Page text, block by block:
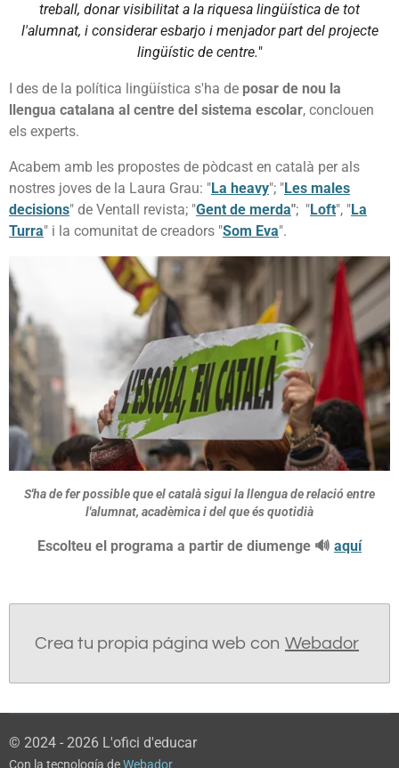
treball, donar visibilitat a la riquesa lingüística de tot
l'alumnat, i considerar esbarjo i menjador part del projecte
lingüístic de centre."
I des de la política lingüística s'ha de posar de nou la
llengua catalana al centre del sistema escolar, conclouen
els experts.
Acabem amb les propostes de pòdcast en català per als
nostres joves de la Laura Grau: "La heavy"; "Les males
decisions" de Ventall revista; "Gent de merda"; "Loft", "La
Turra" i la comunitat de creadors "Som Eva".
S'ha de fer possible que el català sigui la llengua de relació entre
l'alumnat, acadèmica i del que és quotidià
Escolteu el programa a partir de diumenge 🔊 aquí
Crea tu propia página web con Webador
© 2024 - 2026 L'ofici d'educar
Con la tecnología deWebador